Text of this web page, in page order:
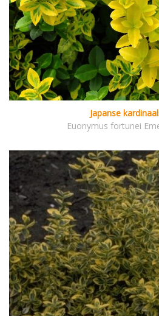
Japanse
Euonymus fortunei